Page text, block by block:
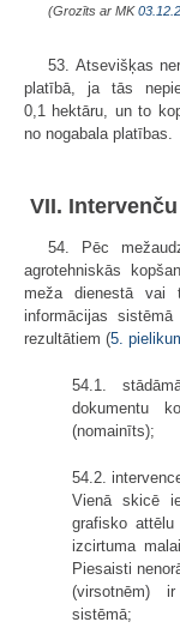
(Grozīts ar MK
53. Atsevišķas
platībā, ja tās
0,1 hektāru, un to
no nogabala platības.
VII.
54. Pēc
agrotehniskās
meža dienestā vai
informācijas
rezultātiem (5.
54.1.
dokumentu
(nomainīts);
54.2.
Vienā skicē
grafisko
izcirtuma
Piesaisti
(virsotnēm)
sistēmā;